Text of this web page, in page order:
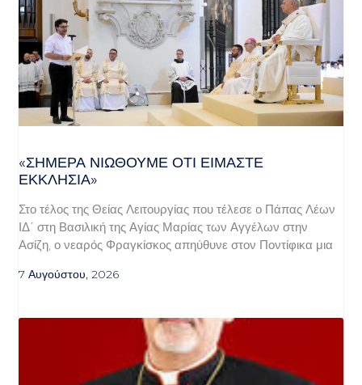
«ΣΉΜΕΡΑ ΝΙΏΘΟΥΜΕ ΌΤΙ ΕΊΜΑΣΤΕ
ΕΚΚΛΗΣΊΑ»
Στο τέλος της Θείας Λειτουργίας που τέλεσε ο Πάπας Λέων
ΙΔ΄ στη Βασιλική της Αγίας Μαρίας των Αγγέλων στην
Ασίζη, ο νεαρός Φραγκίσκος απηύθυνε στον Ποντίφικα μια
7 Αυγούστου, 2026